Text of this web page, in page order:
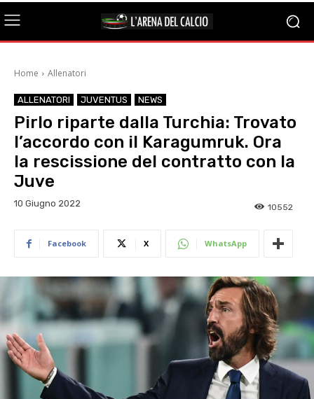
Home Allenatori
ALLENATORI JUVENTUS NEWS
Pirlo riparte dalla Turchia: Trovato
l’accordo con il Karagumruk. Ora
la rescissione del contratto con la
Juve
10 Giugno 2022 10552
Facebook X WhatsApp